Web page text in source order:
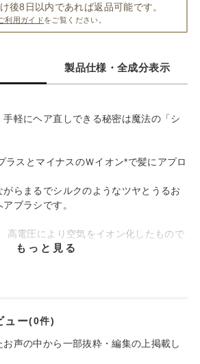
後8日以内であれば返品可能です。
利用ガイドをご覧ください。
製品仕様・全成分表示
軽にヘア直しできる秘密は魔法の「シ
スとマイナスのＷイオン*で髪にアプロ
らまるでシルクのようなツヤとうるお
ブラシです。
高電圧により空気をイオン化したもので
もっと見る
ュー(0件)
声の中から一部抜粋・編集の上掲載し